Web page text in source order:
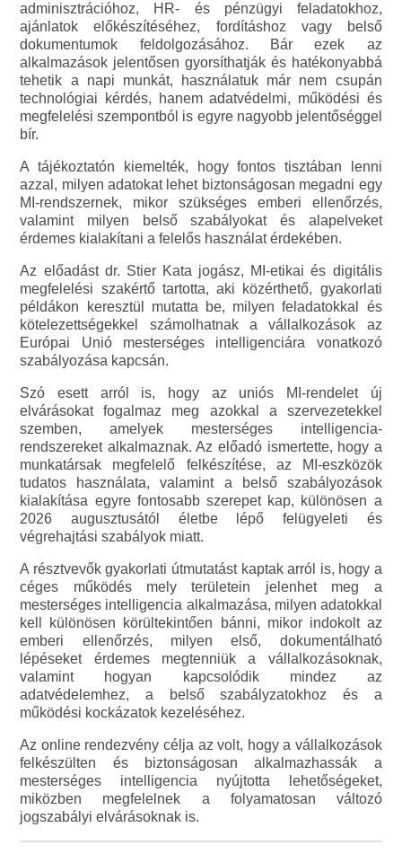
adminisztrációhoz, HR- és pénzügyi feladatokhoz,
ajánlatok előkészítéséhez, fordításhoz vagy belső
dokumentumok feldolgozásához. Bár ezek az
alkalmazások jelentősen gyorsíthatják és hatékonyabbá
tehetik a napi munkát, használatuk már nem csupán
technológiai kérdés, hanem adatvédelmi, működési és
megfelelési szempontból is egyre nagyobb jelentőséggel
bír.
A tájékoztatón kiemelték, hogy fontos tisztában lenni
azzal, milyen adatokat lehet biztonságosan megadni egy
MI-rendszernek, mikor szükséges emberi ellenőrzés,
valamint milyen belső szabályokat és alapelveket
érdemes kialakítani a felelős használat érdekében.
Az előadást dr. Stier Kata jogász, MI-etikai és digitális
megfelelési szakértő tartotta, aki közérthető, gyakorlati
példákon keresztül mutatta be, milyen feladatokkal és
kötelezettségekkel számolhatnak a vállalkozások az
Európai Unió mesterséges intelligenciára vonatkozó
szabályozása kapcsán.
Szó esett arról is, hogy az uniós MI-rendelet új
elvárásokat fogalmaz meg azokkal a szervezetekkel
szemben, amelyek mesterséges intelligencia-
rendszereket alkalmaznak. Az előadó ismertette, hogy a
munkatársak megfelelő felkészítése, az MI-eszközök
tudatos használata, valamint a belső szabályozások
kialakítása egyre fontosabb szerepet kap, különösen a
2026 augusztusától életbe lépő felügyeleti és
végrehajtási szabályok miatt.
A résztvevők gyakorlati útmutatást kaptak arról is, hogy a
céges működés mely területein jelenhet meg a
mesterséges intelligencia alkalmazása, milyen adatokkal
kell különösen körültekintően bánni, mikor indokolt az
emberi ellenőrzés, milyen első, dokumentálható
lépéseket érdemes megtenniük a vállalkozásoknak,
valamint hogyan kapcsolódik mindez az
adatvédelemhez, a belső szabályzatokhoz és a
működési kockázatok kezeléséhez.
Az online rendezvény célja az volt, hogy a vállalkozások
felkészülten és biztonságosan alkalmazhassák a
mesterséges intelligencia nyújtotta lehetőségeket,
miközben megfelelnek a folyamatosan változó
jogszabályi elvárásoknak is.